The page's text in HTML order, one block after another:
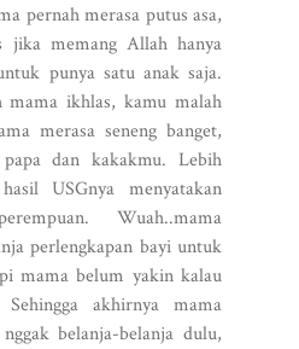
pernah merasa putus asa,
jika memang Allah hanya
punya satu anak saja.
mama ikhlas, kamu malah
merasa seneng banget,
dan kakakmu. Lebih
USGnya menyatakan
Wuah..mama
perlengkapan bayi untuk
mama belum yakin kalau
akhirnya mama
belanja-belanja dulu,